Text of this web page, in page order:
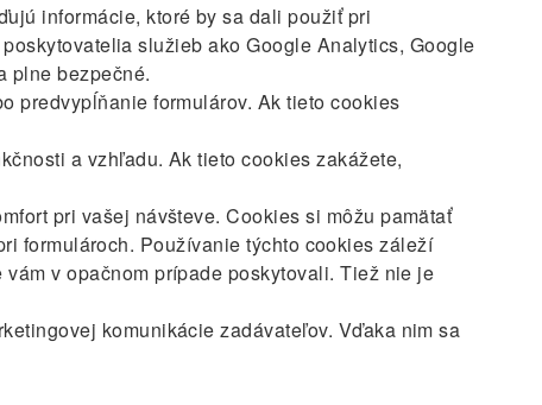
informácie, ktoré by sa dali použiť pri
služieb ako Google Analytics, Google
plne bezpečné.
predvypĺňanie formulárov. Ak tieto cookies
a vzhľadu. Ak tieto cookies zakážete,
pri vašej návšteve. Cookies si môžu pamätať
formulároch. Používanie týchto cookies záleží
v opačnom prípade poskytovali. Tiež nie je
komunikácie zadávateľov. Vďaka nim sa